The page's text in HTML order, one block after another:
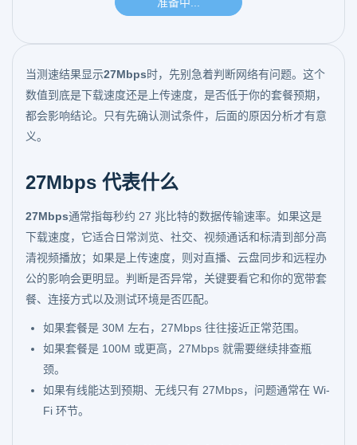
当测速结果显示27Mbps时，先别急着判断网络有问题。这个
数值到底是下载速度还是上传速度，是否低于你的套餐预期，
都会影响结论。只有先确认测试条件，后面的原因分析才有意
义。
27Mbps 代表什么
27Mbps通常指每秒约 27 兆比特的数据传输速率。如果这是
下载速度，它适合日常浏览、社交、视频通话和标清到部分高
清视频播放；如果是上传速度，则对直播、云盘同步和远程办
公的影响会更明显。判断是否异常，关键要看它和你的宽带套
餐、连接方式以及测试环境是否匹配。
如果套餐是 30M 左右，27Mbps 往往接近正常范围。
如果套餐是 100M 或更高，27Mbps 就需要继续排查瓶
颈。
如果有线能达到预期、无线只有 27Mbps，问题通常在 Wi-
Fi 环节。